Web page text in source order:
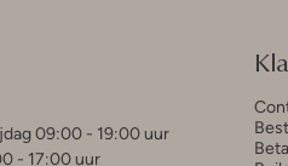
09:00 - 19:00 uur
- 17:00 uur